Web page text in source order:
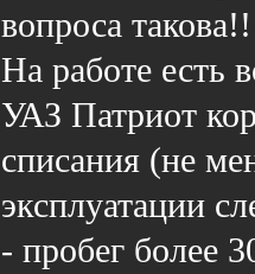
вопроса
На работе есть
УАЗ Патриот
списания (не
эксплуатации
- пробег более